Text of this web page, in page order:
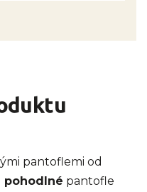
pantoflemi od
pohodlné pantofle